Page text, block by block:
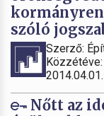
szóló
Szerző:
Nőtt az